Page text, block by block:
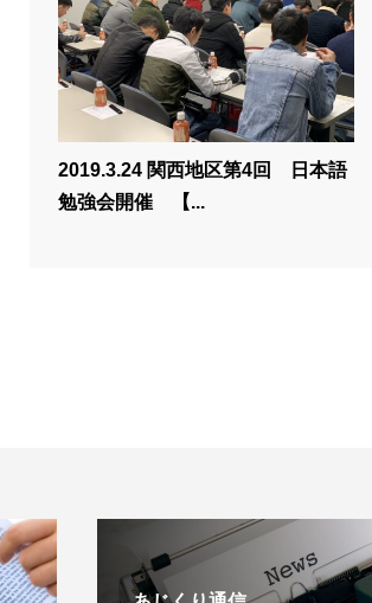
2019.3.24 関西地区第4回 日本語
勉強会開催 【...